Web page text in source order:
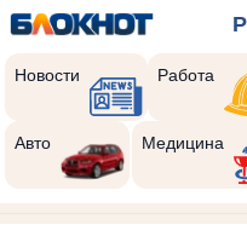
Новости Работа
Авто Медицина